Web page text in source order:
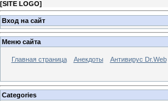
[SITE LOGO]
Вход на сайт
Меню сайта
Главная страница Анекдоты Антивирус Dr.Web
Categories